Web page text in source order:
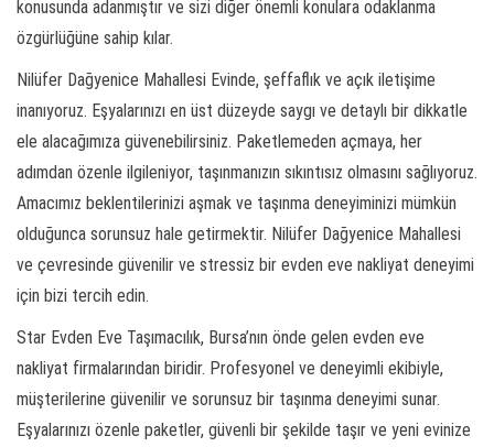
konusunda adanmıştır ve sizi diğer önemli konulara odaklanma
özgürlüğüne sahip kılar.
Nilüfer Dağyenice Mahallesi Evinde, şeffaflık ve açık iletişime
inanıyoruz. Eşyalarınızı en üst düzeyde saygı ve detaylı bir dikkatle
ele alacağımıza güvenebilirsiniz. Paketlemeden açmaya, her
adımdan özenle ilgileniyor, taşınmanızın sıkıntısız olmasını sağlıyoruz.
Amacımız beklentilerinizi aşmak ve taşınma deneyiminizi mümkün
olduğunca sorunsuz hale getirmektir. Nilüfer Dağyenice Mahallesi
ve çevresinde güvenilir ve stressiz bir evden eve nakliyat deneyimi
için bizi tercih edin.
Star Evden Eve Taşımacılık, Bursa’nın önde gelen evden eve
nakliyat firmalarından biridir. Profesyonel ve deneyimli ekibiyle,
müşterilerine güvenilir ve sorunsuz bir taşınma deneyimi sunar.
Eşyalarınızı özenle paketler, güvenli bir şekilde taşır ve yeni evinize